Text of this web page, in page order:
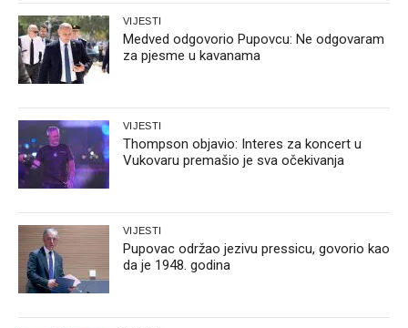
VIJESTI
Medved odgovorio Pupovcu: Ne odgovaram
za pjesme u kavanama
VIJESTI
Thompson objavio: Interes za koncert u
Vukovaru premašio je sva očekivanja
VIJESTI
Pupovac održao jezivu pressicu, govorio kao
da je 1948. godina